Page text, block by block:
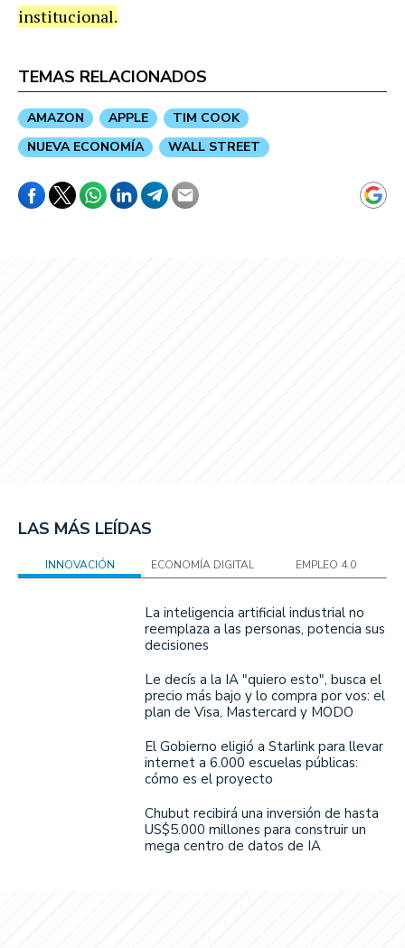
institucional.
TEMAS RELACIONADOS
AMAZON APPLE
TIM COOK
NUEVA ECONOMÍA
WALL STREET
LAS MÁS LEÍDAS
INNOVACIÓN ECONOMÍA DIGITAL EMPLEO 4.0
La inteligencia artificial industrial no
reemplaza a las personas, potencia sus
decisiones
Le decís a la IA "quiero esto", busca el
precio más bajo y lo compra por vos: el
plan de Visa, Mastercard y MODO
El Gobierno eligió a Starlink para llevar
internet a 6.000 escuelas públicas:
cómo es el proyecto
Chubut recibirá una inversión de hasta
US$5.000 millones para construir un
mega centro de datos de IA